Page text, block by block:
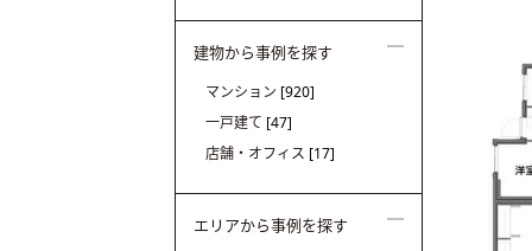
建物から事例を探す
マンション [920]
一戸建て [47]
店舗・オフィス [17]
エリアから事例を探す